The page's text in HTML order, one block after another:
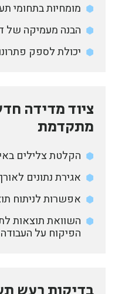
מומחיות בתחומי
הבנה מעמיקה של
יכולת לספק
ציוד מדידה
מתקדמת
הקלטת צלילים
אגירת נתונים
אפשרות לניתוח
השוואת תוצאות
הפיקוח על